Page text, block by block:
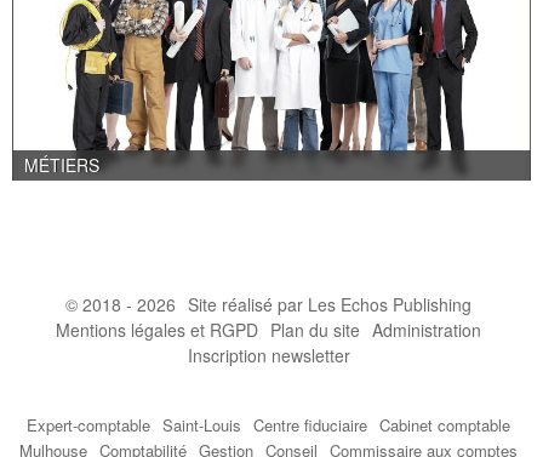
MÉTIERS
© 2018 - 2026 Site réalisé par Les Echos Publishing
Mentions légales et RGPD Plan du site Administration
Inscription newsletter
Expert-comptable Saint-Louis Centre fiduciaire Cabinet comptable
Mulhouse Comptabilité Gestion Conseil Commissaire aux comptes